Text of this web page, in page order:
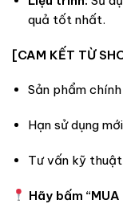
quả tốt nhất.
[CAM KẾT TỪ
Sản phẩm
Hạn sử dụng
Tư vấn kỹ thuật
Hãy bấm